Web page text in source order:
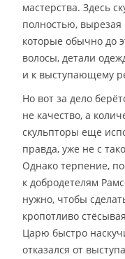
мастерства. Здесь
полностью,
которые обычно до
волосы, детали
и к выступающему
Но вот за дело
не качество, а
скульпторы еще
правда, уже не с
Однако терпение,
к добродетелям
нужно, чтобы
кропотливо
Царю быстро
отказался от